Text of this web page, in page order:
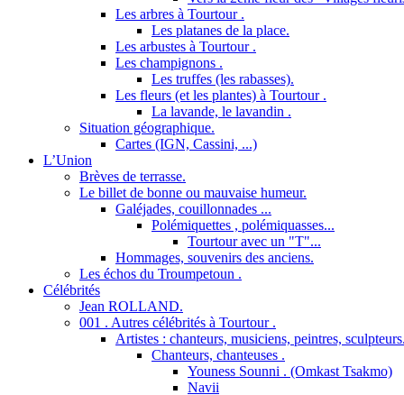
Les arbres à Tourtour .
Les platanes de la place.
Les arbustes à Tourtour .
Les champignons .
Les truffes (les rabasses).
Les fleurs (et les plantes) à Tourtour .
La lavande, le lavandin .
Situation géographique.
Cartes (IGN, Cassini, ...)
L’Union
Brèves de terrasse.
Le billet de bonne ou mauvaise humeur.
Galéjades, couillonnades ...
Polémiquettes , polémiquasses...
Tourtour avec un "T"...
Hommages, souvenirs des anciens.
Les échos du Troumpetoun .
Célébrités
Jean ROLLAND.
001 . Autres célébrités à Tourtour .
Artistes : chanteurs, musiciens, peintres,
Chanteurs, chanteuses .
Youness Sounni . (Omkast Tsakmo)
Navii